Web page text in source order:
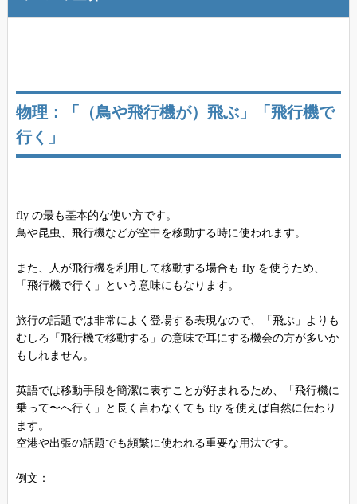
物理：「（鳥や飛行機が）飛ぶ」「飛行機で
行く」
fly の最も基本的な使い方です。
鳥や昆虫、飛行機などが空中を移動する時に使われます。
また、人が飛行機を利用して移動する場合も fly を使うため、
「飛行機で行く」という意味にもなります。
旅行の話題では非常によく登場する表現なので、「飛ぶ」よりも
むしろ「飛行機で移動する」の意味で耳にする機会の方が多いか
もしれません。
英語では移動手段を簡潔に表すことが好まれるため、「飛行機に
乗って〜へ行く」と長く言わなくても fly を使えば自然に伝わり
ます。
空港や出張の話題でも頻繁に使われる重要な用法です。
例文：